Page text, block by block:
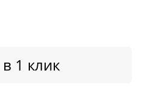
1 клик